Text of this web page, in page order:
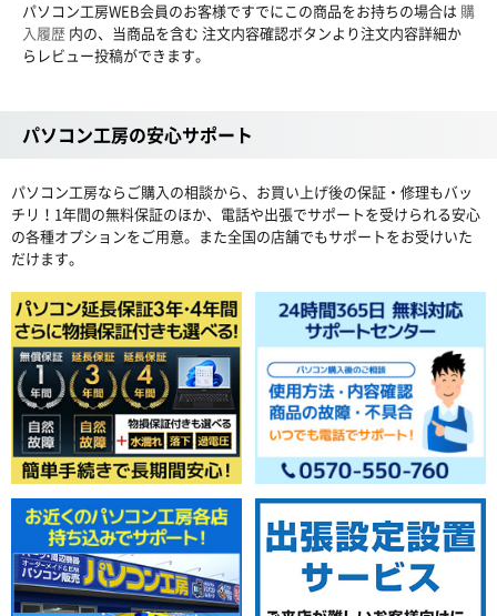
パソコン工房WEB会員のお客様ですでにこの商品をお持ちの場合は 購
入履歴 内の、当商品を含む 注文内容確認ボタンより注文内容詳細か
らレビュー投稿ができます。
パソコン工房の安心サポート
パソコン工房ならご購入の相談から、お買い上げ後の保証・修理もバッ
チリ！1年間の無料保証のほか、電話や出張でサポートを受けられる安心
の各種オプションをご用意。また全国の店舗でもサポートをお受けいた
だけます。